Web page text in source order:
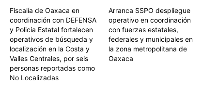
Fiscalía de Oaxaca en
coordinación con DEFENSA
y Policía Estatal fortalecen
operativos de búsqueda y
localización en la Costa y
Valles Centrales, por seis
personas reportadas como
No Localizadas
Arranca SSPO despliegue
operativo en coordinación
con fuerzas estatales,
federales y municipales en
la zona metropolitana de
Oaxaca